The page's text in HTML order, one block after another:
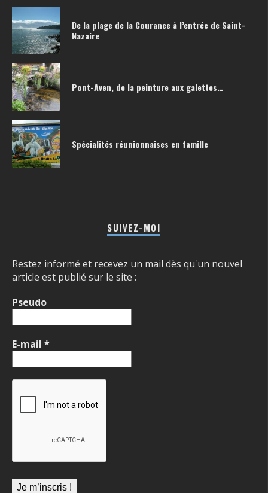
De la plage de la Courance à l’entrée de Saint-
Nazaire
Pont-Aven, de la peinture aux galettes…
Spécialités réunionnaises en famille
SUIVEZ-MOI
Restez informé et recevez un mail dès qu'un nouvel
article est publié sur le site :
Pseudo
E-mail *